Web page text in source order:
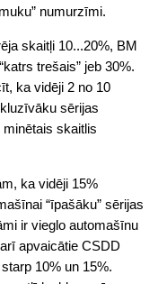
numurzīmi.
skaitļi 10...20%, BM
trešais” jeb 30%.
ka vidēji 2 no 10
sērijas
skaitlis
ka vidēji 15%
“īpašāku” sērijas
ir vieglo automašīnu
apvaicātie CSDD
10% un 15%.